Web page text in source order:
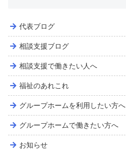
代表ブログ
相談支援ブログ
相談支援で働きたい人へ
福祉のあれこれ
グループホームを利用したい方へ
グループホームで働きたい方へ
お知らせ